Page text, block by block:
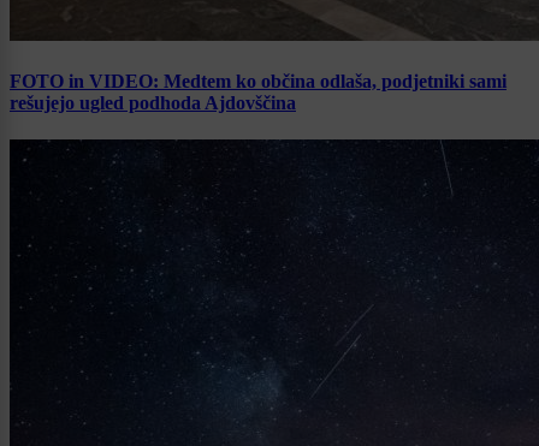
FOTO in VIDEO: Medtem ko občina odlaša, podjetniki sami
rešujejo ugled podhoda Ajdovščina